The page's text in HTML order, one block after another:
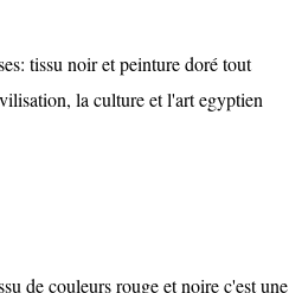
tissu noir et peinture doré tout
la culture et l'art egyptien
de couleurs rouge et noire c'est une